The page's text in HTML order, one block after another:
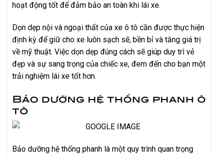
hoạt động tốt để đảm bảo an toàn khi lái xe.
Dọn dẹp nội và ngoại thất của xe ô tô cần được thực hiện
định kỳ để giữ cho xe luôn sạch sẽ, bền bỉ và tăng giá trị
về mỹ thuật. Việc dọn dẹp đúng cách sẽ giúp duy trì vẻ
đẹp và sự sang trọng của chiếc xe, đem đến cho bạn một
trải nghiệm lái xe tốt hơn.
Bảo dưỡng hệ thống phanh ô
tô
Bảo dưỡng hệ thống phanh là một quy trình quan trọng